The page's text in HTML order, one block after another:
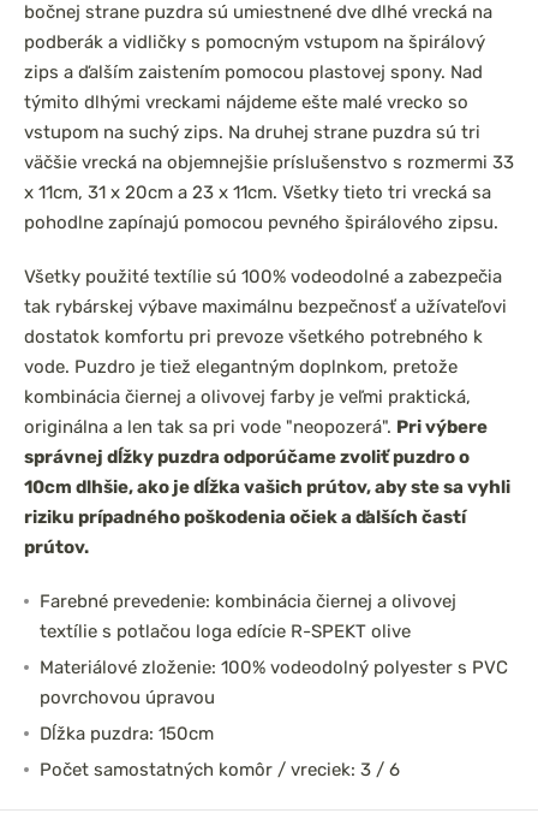
bočnej strane puzdra sú umiestnené dve dlhé vrecká na
podberák a vidličky s pomocným vstupom na špirálový
zips a ďalším zaistením pomocou plastovej spony. Nad
týmito dlhými vreckami nájdeme ešte malé vrecko so
vstupom na suchý zips. Na druhej strane puzdra sú tri
väčšie vrecká na objemnejšie príslušenstvo s rozmermi 33
x 11cm, 31 x 20cm a 23 x 11cm. Všetky tieto tri vrecká sa
pohodlne zapínajú pomocou pevného špirálového zipsu.
Všetky použité textílie sú 100% vodeodolné a zabezpečia
tak rybárskej výbave maximálnu bezpečnosť a užívateľovi
dostatok komfortu pri prevoze všetkého potrebného k
vode. Puzdro je tiež elegantným doplnkom, pretože
kombinácia čiernej a olivovej farby je veľmi praktická,
originálna a len tak sa pri vode "neopozerá". Pri výbere
správnej dĺžky puzdra odporúčame zvoliť puzdro o
10cm dlhšie, ako je dĺžka vašich prútov, aby ste sa vyhli
riziku prípadného poškodenia očiek a ďalších častí
prútov.
Farebné prevedenie: kombinácia čiernej a olivovej
textílie s potlačou loga edície R-SPEKT olive
Materiálové zloženie: 100% vodeodolný polyester s PVC
povrchovou úpravou
Dĺžka puzdra: 150cm
Počet samostatných komôr / vreciek: 3 / 6